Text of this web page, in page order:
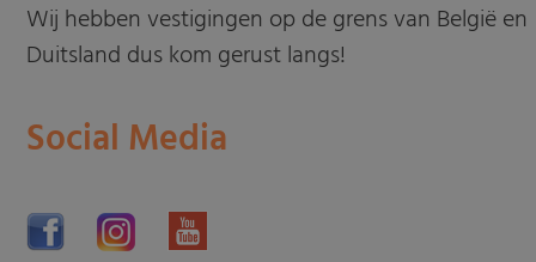
Wij hebben vestigingen op de grens van België en
Duitsland dus kom gerust langs!
Social Media